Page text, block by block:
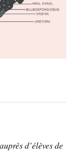
d’élèves de